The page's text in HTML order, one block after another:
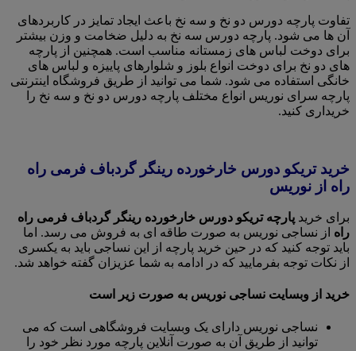
تفاوت پارچه دورس دو نخ و سه نخ باعث ایجاد تمایز در کاربردهای
آن ها می شود. پارچه دورس سه نخ به دلیل ضخامت و وزن بیشتر
برای دوخت لباس های زمستانه مناسب است. همچنین از پارچه
های دو نخ برای دوخت انواع بلوز و شلوارهای پاییزه و لباس های
خانگی استفاده می شود. شما می توانید از طریق فروشگاه اینترنتی
پارچه سرای نوریس انواع مختلف پارچه دورس دو نخ و سه نخ را
خریداری کنید.
خرید تریکو دورس خارخورده رینگر گردباف فرمی راه
راه از نوریس
برای خرید پارچه تریکو دورس خارخورده رینگر گردباف فرمی راه
راه از نساجی نوریس به صورت طاقه ای به فروش می رسد. اما
باید توجه کنید که در حین خرید پارچه از این نساجی باید به یکسری
از نکات توجه بفرمایید که در ادامه به شما عزیزان گفته خواهد شد.
خرید از وبسایت نساجی نوریس به صورت زیر است
نساجی نوریس دارای یک وبسایت فروشگاهی است که می
توانید از طریق آن به صورت آنلاین پارچه مورد نظر خود را